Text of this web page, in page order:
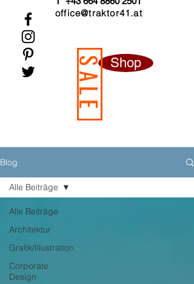
office@traktor41.at
Shop
SALE
Blog
Alle Beiträge
Architektur
Grafik/Illustration
Corporate
Design
Alle Beiträge